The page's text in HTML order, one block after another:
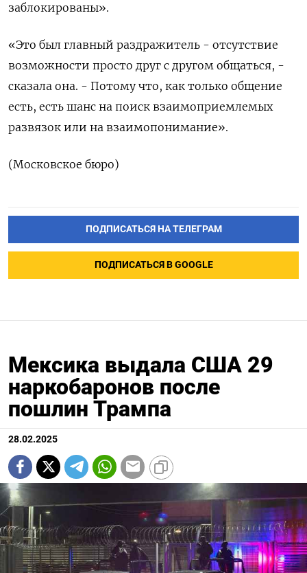
заблокированы».
«Это был главный раздражитель - отсутствие
возможности просто друг с другом общаться, -
сказала она. - Потому что, как только общение
есть, есть шанс на поиск взаимоприемлемых
развязок или на взаимопонимание».
(Московское бюро)
ПОДПИСАТЬСЯ НА ТЕЛЕГРАМ
ПОДПИСАТЬСЯ В GOOGLE
Мексика выдала США 29
наркобаронов после
пошлин Трампа
28.02.2025